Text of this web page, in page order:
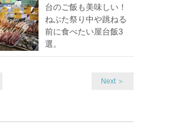
台のご飯も美味しい！
ねぶた祭り中や跳ねる
前に食べたい屋台飯3
選。
Next ＞